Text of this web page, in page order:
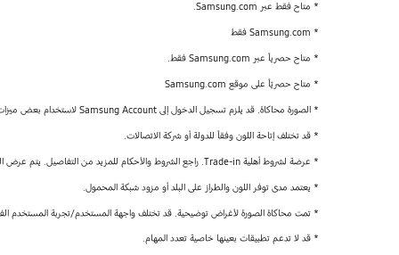
* متاح فقط عبر Samsung.com.
* Samsung.com فقط
* متاح حصرياً عبر Samsung.com فقط.
* متاح حصريّاً على موقع Samsung.com
* الصورة محاكاة. قد يلزم تسجيل الدخول إلى Samsung Account لاستخدام بعض ميزات AI.
* قد تختلف إتاحة اللون وفقاً للدولة أو شركة الاتصالات.
* عرضة لشروط أهلية Trade-in. راجع الشروط والأحكام للمزيد من التفاصيل. يتم عرض الصورة لأغراض التوضيح فقط.
* يعتمد مدى توفر اللون والطراز على البلد أو مزود شبكة المحمول.
* تمت محاكاة الصورة لأغراض توضيحية. قد تختلف واجهة المستخدم/تجربة المستخدم
* قد لا تدعم تطبيقات بعينها خاصية تعدد المهام.